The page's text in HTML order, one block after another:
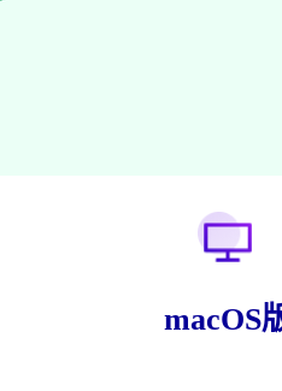
macOS